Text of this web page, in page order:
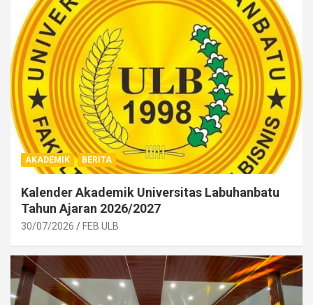
AKADEMIK BERITA
Kalender Akademik Universitas Labuhanbatu
Tahun Ajaran 2026/2027
30/07/2026 FEB ULB